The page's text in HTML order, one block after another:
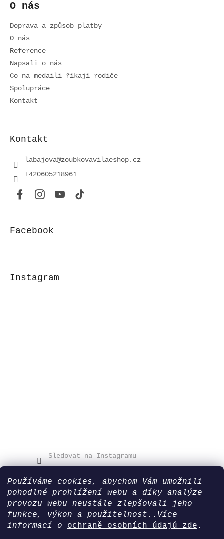
Používáme cookies, abychom Vám umožnili
pohodlné prohlížení webu a díky analýze
provozu webu neustále zlepšovali jeho
funkce, výkon a použitelnost. . Více
informací o
ochraně osobních údajů zde .
O nás
Doprava a způsob platby
O nás
Reference
Napsali o nás
Co na medaili říkají rodiče
Spolupráce
Kontakt
Kontakt
labajova@zoubkovavilaeshop.cz
+420605218961
Facebook
Instagram
Sledovat na Instagramu
Blog